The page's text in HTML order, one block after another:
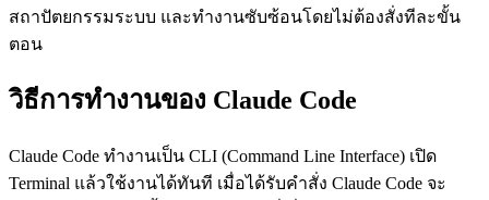
สถาปัตยกรรมระบบ และทำงานซับซ้อนโดยไม่ต้องสั่งทีละขั้น
ตอน
วิธีการทำงานของ Claude Code
Claude Code ทำงานเป็น CLI (Command Line Interface) เปิด
Terminal แล้วใช้งานได้ทันที เมื่อได้รับคำสั่ง Claude Code จะ